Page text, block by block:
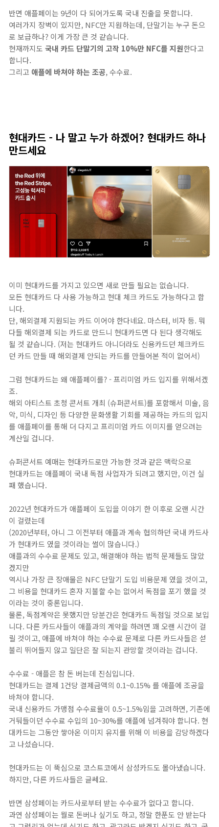
반면 애플페이는 9년이 다 되어가도록 국내 진출을 못합니다.
여러가지 장벽이 있지만, NFC만 지원하는데, 단말기는 누구 돈으
로 보급하나? 이게 가장 큰 것 같습니다.
현재까지도 국내 카드 단말기의 고작 10%만 NFC를 지원한다고
합니다.
그리고 애플에 바쳐야 하는 조공, 수수료.
현대카드 - 나 말고 누가 하겠어? 현대카드 하나
만드세요
이미 현대카드를 가지고 있으면 새로 만들 필요는 없습니다.
모든 현대카드 다 사용 가능하고 현대 체크 카드도 가능하다고 합
니다.
단, 해외결제 지원되는 카드 이어야 한다네요. 마스터, 비자 등. 뭐
다들 해외결제 되는 카드로 만드니 현대카드면 다 된다 생각해도
될 것 같습니다. (저는 현대카드 아니더라도 신용카드던 체크카드
던 카드 만들 때 해외결제 안되는 카드를 만들어본 적이 없어서)
그럼 현대카드는 왜 애플페이를? - 프리미엄 카드 입지를 위해서겠
죠.
해외 아티스트 초청 콘서트 개최 (슈퍼콘서트)를 포함해서 미술, 음
악, 미식, 디자인 등 다양한 문화생활 기회를 제공하는 카드의 입지
를 애플페이를 통해 더 다지고 프리미엄 카드 이미지를 얻으려는
계산일 겁니다.
슈퍼콘서트 예매는 현대카드로만 가능한 것과 같은 맥락으로
현대카드는 애플페이 국내 독점 사업자가 되려고 했지만, 이건 실
패 했습니다.
2022년 현대카드가 애플페이 도입을 이야기 한 이후로 오랜 시간
이 걸렸는데
(2020년부터, 아니 그 이전부터 애플과 계속 협의하던 국내 카드사
가 현대카드 였을 것이라는 썰이 많습니다.)
애플과의 수수료 문제도 있고, 해결해야 하는 법적 문제들도 많았
겠지만
역시나 가장 큰 장애물은 NFC 단말기 도입 비용문제 였을 것이고,
그 비용을 현대카드 혼자 지불할 수는 없어서 독점을 포기 했을 것
이라는 것이 중론입니다.
물론, 독점계약은 못했지만 당분간은 현대카드 독점일 것으로 보입
니다. 다른 카드사들이 애플과의 계약을 하려면 꽤 오랜 시간이 걸
릴 것이고, 애플에 바쳐야 하는 수수료 문제로 다른 카드사들은 섣
불리 뛰어들지 않고 일단은 잘 되는지 관망할 것이라는 겁니다.
수수료 - 애플은 참 돈 버는데 진심입니다.
현대카드는 결제 1건당 결제금액의 0.1~0.15% 를 애플에 조공을
바쳐야 합니다.
국내 신용카드 가맹점 수수료율이 0.5~1.5%임을 고려하면, 기존에
거둬들이던 수수료 수입의 10~30%를 애플에 넘겨줘야 합니다. 현
대카드는 그동안 쌓아온 이미지 유지를 위해 이 비용을 감당하겠다
고 나섰습니다.
현대카드는 이 뚝심으로 코스트코에서 삼성카드도 몰아냈습니다.
하지만, 다른 카드사들은 글쎄요.
반면 삼성페이는 카드사로부터 받는 수수료가 없다고 합니다.
과연 삼성페이는 뭘로 돈버나 싶기도 하고, 정말 한푼도 안 받는다